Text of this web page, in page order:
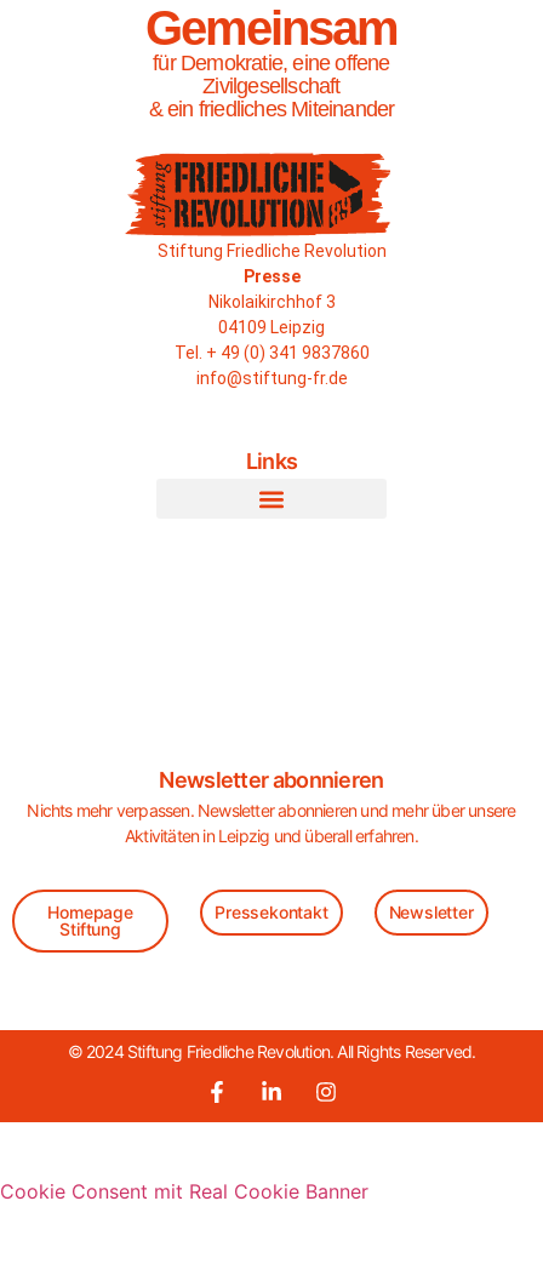
Gemeinsam
für Demokratie, eine offene
Zivilgesellschaft
& ein friedliches Miteinander
Stiftung Friedliche Revolution
Presse
Nikolaikirchhof 3
04109 Leipzig
Tel. + 49 (0) 341 9837860
info@stiftung-fr.de
Links
Newsletter abonnieren
Nichts mehr verpassen. Newsletter abonnieren und mehr über unsere
Aktivitäten in Leipzig und überall erfahren.
Homepage
Stiftung
Pressekontakt Newsletter
© 2024 Stiftung Friedliche Revolution. All Rights Reserved.
Cookie Consent mit Real Cookie Banner